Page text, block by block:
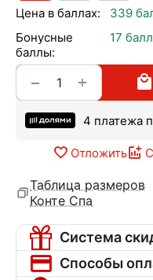
Цена в баллах:
339
Бонусные
баллы:
17
+
−
4 платежа
Отложить
Таблица размеров
Конте Спа
Система
Способы